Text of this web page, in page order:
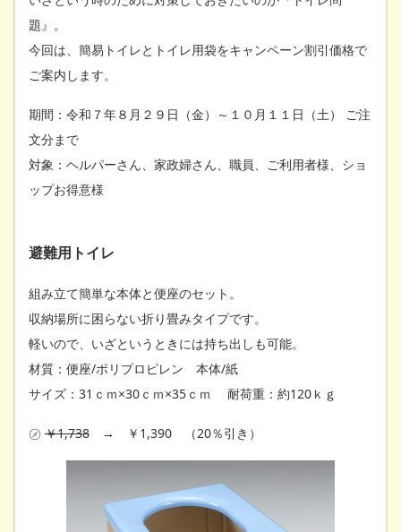
題』。
今回は、簡易トイレとトイレ用袋をキャンペーン割引価格で
ご案内します。
期間：令和７年８月２９日（金）～１０月１１日（土） ご注
文分まで
対象：ヘルパーさん、家政婦さん、職員、ご利用者様、ショ
ップお得意様
避難用トイレ
組み立て簡単な本体と便座のセット。
収納場所に困らない折り畳みタイプです。
軽いので、いざというときには持ち出しも可能。
材質：便座/ポリプロピレン 本体/紙
サイズ：31ｃｍ×30ｃｍ×35ｃｍ 耐荷重：約120ｋｇ
㋱￥1,738→ ￥1,390 （20％引き）